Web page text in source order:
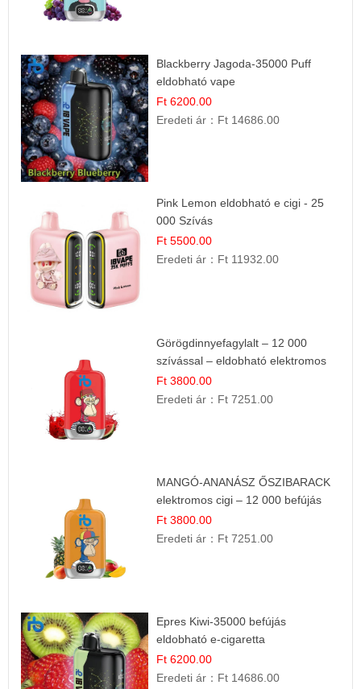
Blackberry Jagoda-35000 Puff
eldobható vape
Ft 6200.00
Eredeti ár： Ft 14686.00
Pink Lemon eldobható e cigi - 25
000 Szívás
Ft 5500.00
Eredeti ár： Ft 11932.00
Görögdinnyefagylalt – 12 000
szívással – eldobható elektromos
cigi
Ft 3800.00
Eredeti ár： Ft 7251.00
MANGÓ-ANANÁSZ ŐSZIBARACK
elektromos cigi – 12 000 befújás
Ft 3800.00
Eredeti ár： Ft 7251.00
Epres Kiwi-35000 befújás
eldobható e-cigaretta
Ft 6200.00
Eredeti ár： Ft 14686.00